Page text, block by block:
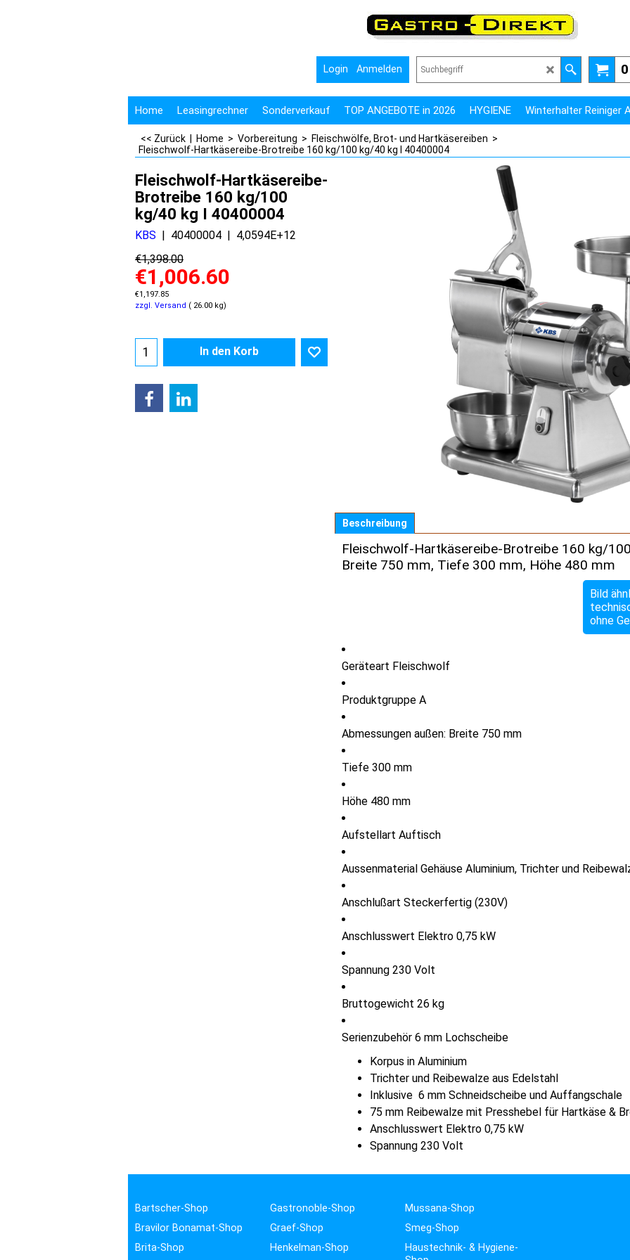
0
Login Anmelden
Home Leasingrechner Sonderverkauf TOP ANGEBOTE in 2026 HYGIENE Winterhalter Reiniger
<< Zurück Home > Vorbereitung > Fleischwölfe, Brot- und Hartkäsereiben >
Fleischwolf-Hartkäsereibe-Brotreibe 160 kg/100 kg/40 kg I 40400004
Fleischwolf-Hartkäsereibe-
Brotreibe 160 kg/100
kg/40 kg I 40400004
KBS 40400004
4,0594E+12
€1,398.00
€1,006.60
€1,197.85
zzgl. Versand
26.00 kg
In den Korb
Beschreibung
Fleischwolf-Hartkäsereibe-Brotreibe 160 kg/
Breite 750 mm, Tiefe 300 mm, Höhe 480 mm
Bild
ohne
Geräteart Fleischwolf
Produktgruppe A
Abmessungen außen: Breite 750 mm
Tiefe 300 mm
Höhe 480 mm
Aufstellart Auftisch
Aussenmaterial Gehäuse Aluminium, Trichter und
Anschlußart Steckerfertig (230V)
Anschlusswert Elektro 0,75 kW
Spannung 230 Volt
Bruttogewicht 26 kg
Serienzubehör 6 mm Lochscheibe
Korpus in Aluminium
Trichter und Reibewalze aus Edelstahl
Inklusive 6 mm Schneidscheibe und Auffangschale
75 mm Reibewalze mit Presshebel für Hartkäse &
Anschlusswert Elektro 0,75 kW
Spannung 230 Volt
Bartscher-Shop
Bravilor Bonamat-Shop
Brita-Shop
Gastronoble-Shop
Graef-Shop
Henkelman-Shop
Mussana-Shop
Smeg-Shop
Haustechnik- & Hygiene-